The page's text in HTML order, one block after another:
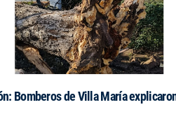
Bomberos de Villa María